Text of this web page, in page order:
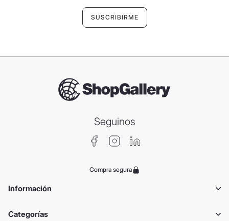
Seguinos
Compra segura
Información
Categorías